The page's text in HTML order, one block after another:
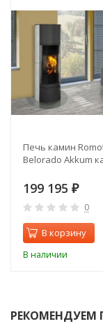
Печь камин
Belorado Akkum
199 195 ₽
0
В корзину
В наличии
РЕКОМЕНДУЕМ